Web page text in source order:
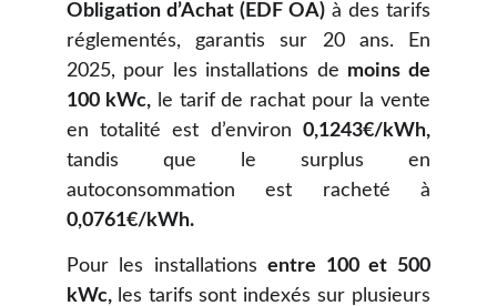
Obligation d’Achat (EDF OA)à des tarifs
réglementés, garantis sur 20 ans. En
2025, pour les installations de moins de
100 kWc,le tarif de rachat pour la vente
en totalité est d’environ 0,1243€/kWh,
tandis que le surplus en
autoconsommation est racheté à
0,0761€/kWh.
Pour les installationsentre 100 et 500
kWc, les tarifs sont indexés sur plusieurs